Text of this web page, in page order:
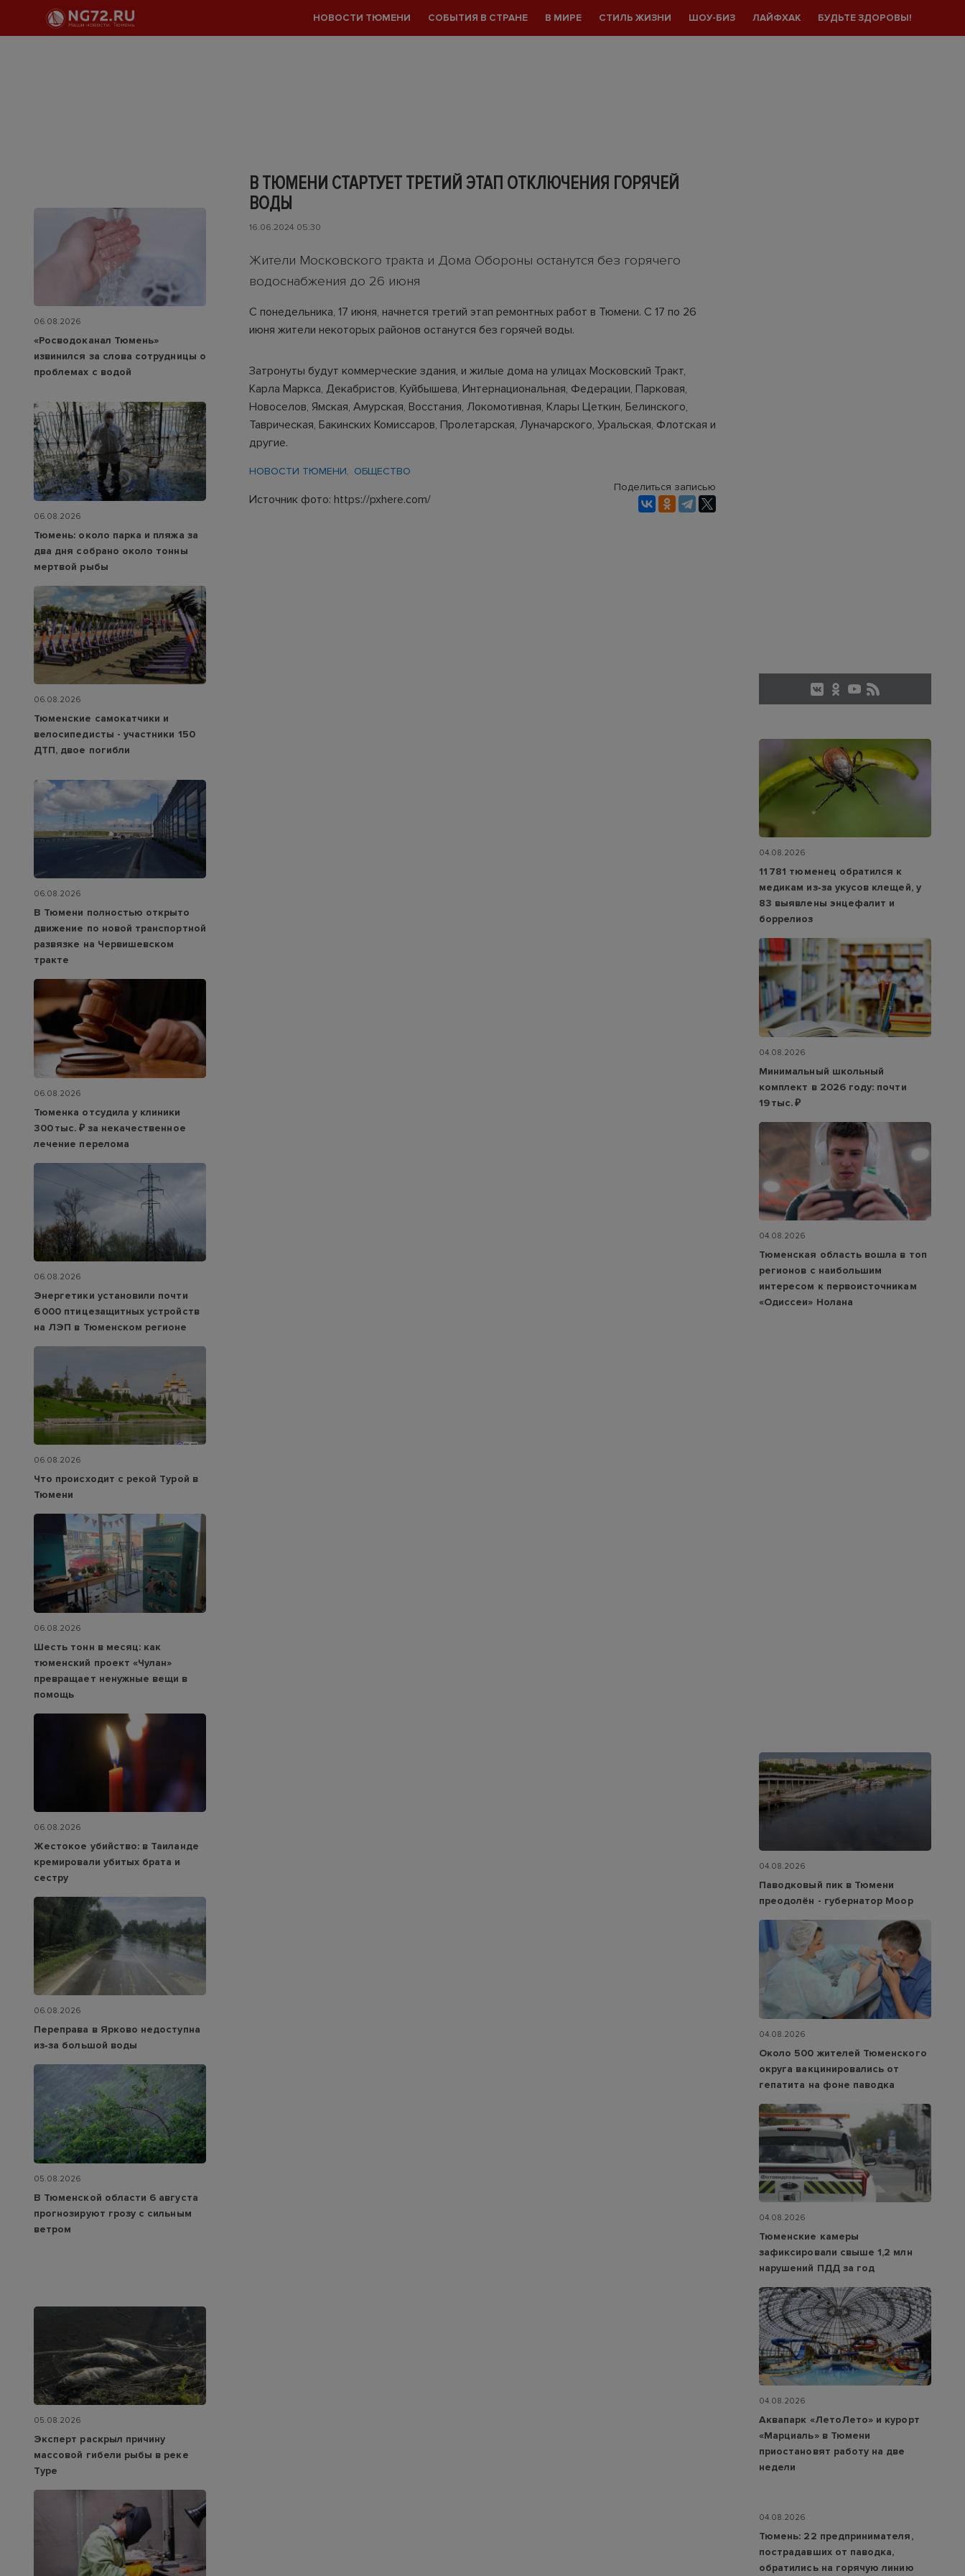
НОВОСТИ ТЮМЕНИ СОБЫТИЯ В СТРАНЕ В МИРЕ СТИЛЬ ЖИЗНИ ШОУ-БИЗ ЛАЙФХАК БУДЬТЕ ЗДОРОВЫ!
В ТЮМЕНИ СТАРТУЕТ ТРЕТИЙ ЭТАП ОТКЛЮЧЕНИЯ ГОРЯЧЕЙ
ВОДЫ
16.06.2024 05:30
Жители Московского тракта и Дома Обороны останутся без горячего
водоснабжения до 26 июня
С понедельника, 17 июня, начнется третий этап ремонтных работ в Тюмени. С 17 по 26
июня жители некоторых районов останутся без горячей воды.
Затронуты будут коммерческие здания, и жилые дома на улицах Московский Тракт,
Карла Маркса, Декабристов, Куйбышева, Интернациональная, Федерации, Парковая,
Новоселов, Ямская, Амурская, Восстания, Локомотивная, Клары Цеткин, Белинского,
Таврическая, Бакинских Комиссаров, Пролетарская, Луначарского, Уральская, Флотская и
другие.
НОВОСТИ ТЮМЕНИ ОБЩЕСТВО
Источник фото: https://pxhere.com/
Поделиться записью
06.08.2026
«Росводоканал Тюмень»
извинился за слова сотрудницы о
проблемах с водой
06.08.2026
Тюмень: около парка и пляжа за
два дня собрано около тонны
мертвой рыбы
06.08.2026
Тюменские самокатчики и
велосипедисты - участники 150
ДТП, двое погибли
06.08.2026
В Тюмени полностью открыто
движение по новой транспортной
развязке на Червишевском
тракте
06.08.2026
Тюменка отсудила у клиники
300 тыс. ₽ за некачественное
лечение перелома
06.08.2026
Энергетики установили почти
6 000 птицезащитных устройств
на ЛЭП в Тюменском регионе
06.08.2026
Что происходит с рекой Турой в
Тюмени
06.08.2026
Шесть тонн в месяц: как
тюменский проект «Чулан»
превращает ненужные вещи в
помощь
06.08.2026
Жестокое убийство: в Таиланде
кремировали убитых брата и
сестру
06.08.2026
Переправа в Ярково недоступна
из‑за большой воды
05.08.2026
В Тюменской области 6 августа
прогнозируют грозу с сильным
ветром
05.08.2026
Эксперт раскрыл причину
массовой гибели рыбы в реке
Туре
04.08.2026
11 781 тюменец обратился к
медикам из‑за укусов клещей, у
83 выявлены энцефалит и
боррелиоз
04.08.2026
Минимальный школьный
комплект в 2026 году: почти
19 тыс. ₽
04.08.2026
Тюменская область вошла в топ
регионов с наибольшим
интересом к первоисточникам
«Одиссеи» Нолана
04.08.2026
Паводковый пик в Тюмени
преодолён - губернатор Моор
04.08.2026
Около 500 жителей Тюменского
округа вакцинировались от
гепатита на фоне паводка
04.08.2026
Тюменские камеры
зафиксировали свыше 1,2 млн
нарушений ПДД за год
04.08.2026
Аквапарк «ЛетоЛето» и курорт
«Марциаль» в Тюмени
приостановят работу на две
недели
04.08.2026
Тюмень: 22 предпринимателя,
пострадавших от паводка,
обратились на горячую линию